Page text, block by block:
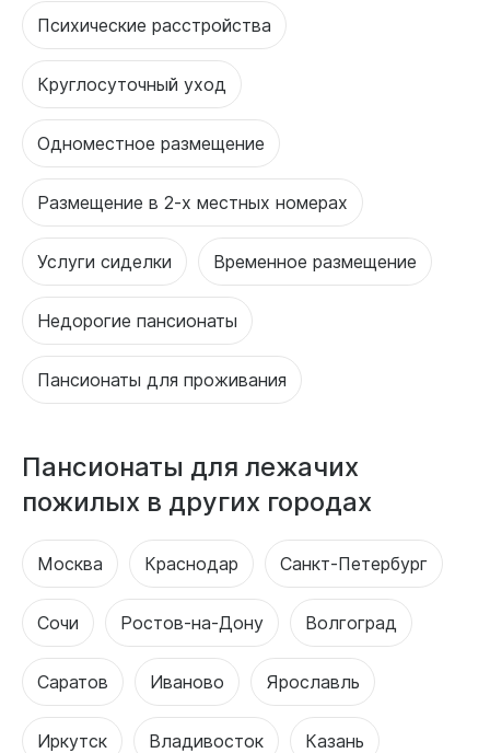
Психические расстройства
Круглосуточный уход
Одноместное размещение
Размещение в 2-х местных номерах
Услуги сиделки Временное размещение
Недорогие пансионаты
Пансионаты для проживания
Пансионаты для лежачих
пожилых в других городах
Москва Краснодар Санкт-Петербург
Сочи Ростов-на-Дону Волгоград
Саратов Иваново Ярославль
Иркутск Владивосток Казань